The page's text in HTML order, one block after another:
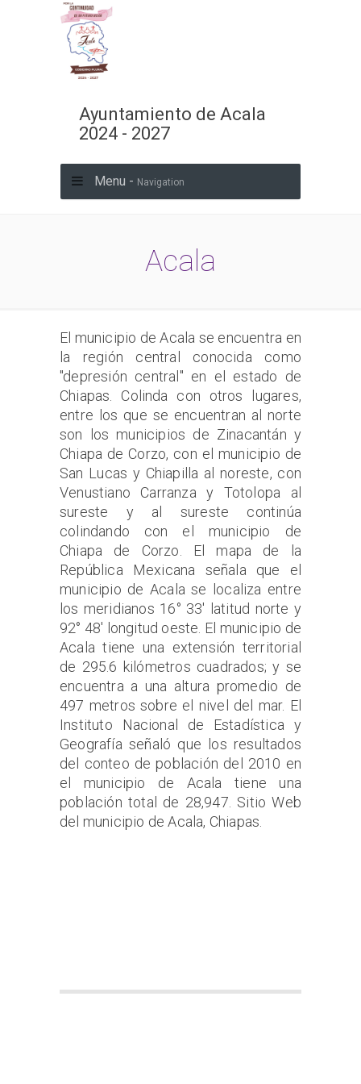
Ayuntamiento de Acala
2024 - 2027
Menu - Navigation
Acala
El municipio de Acala se encuentra en
la región central conocida como
"depresión central" en el estado de
Chiapas. Colinda con otros lugares,
entre los que se encuentran al norte
son los municipios de Zinacantán y
Chiapa de Corzo, con el municipio de
San Lucas y Chiapilla al noreste, con
Venustiano Carranza y Totolopa al
sureste y al sureste continúa
colindando con el municipio de
Chiapa de Corzo. El mapa de la
República Mexicana señala que el
municipio de Acala se localiza entre
los meridianos 16° 33' latitud norte y
92° 48' longitud oeste. El municipio de
Acala tiene una extensión territorial
de 295.6 kilómetros cuadrados; y se
encuentra a una altura promedio de
497 metros sobre el nivel del mar. El
Instituto Nacional de Estadística y
Geografía señaló que los resultados
del conteo de población del 2010 en
el municipio de Acala tiene una
población total de 28,947. Sitio Web
del municipio de Acala, Chiapas.